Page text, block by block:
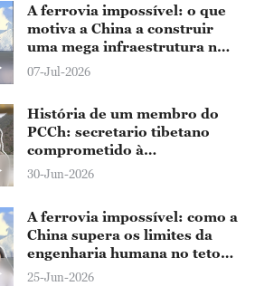
A ferrovia impossível: o que
motiva a China a construir
uma mega infraestrutura no
Planalto Qinghai-Xizang?
07-Jul-2026
História de um membro do
PCCh: secretario tibetano
comprometido à
prosperidade da vila pastoril
30-Jun-2026
A ferrovia impossível: como a
China supera os limites da
engenharia humana no teto
do mundo?
25-Jun-2026